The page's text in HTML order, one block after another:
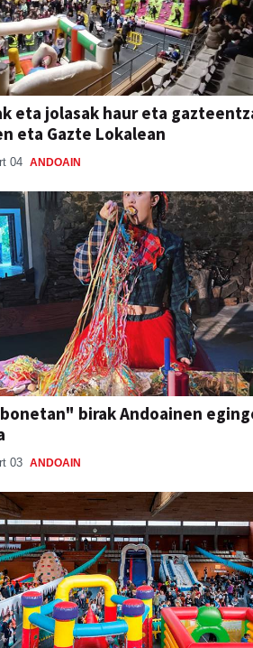
eta jolasak haur eta
eta Gazte Lokalean
04 ANDOAIN
birak Andoainen
03 ANDOAIN